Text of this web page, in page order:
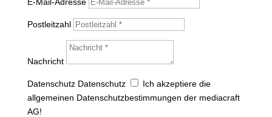
Postleitzahl
Nachricht
Datenschutz Datenschutz
Ich akzeptiere die
allgemeinen Datenschutzbestimmungen der mediacraft
AG!